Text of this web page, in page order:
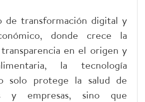
de transformación digital y
donde crece la
en el origen y
la tecnología
solo protege la salud de
y empresas, sino que